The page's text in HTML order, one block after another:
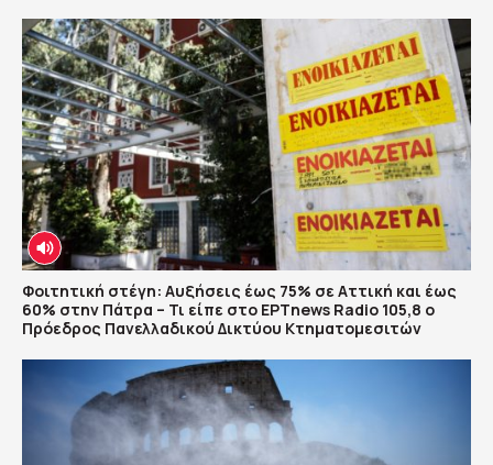
Φοιτητική στέγη: Αυξήσεις έως 75% σε Αττική και έως
60% στην Πάτρα – Τι είπε στο ΕΡΤnews Radio 105,8 ο
Πρόεδρος Πανελλαδικού Δικτύου Κτηματομεσιτών